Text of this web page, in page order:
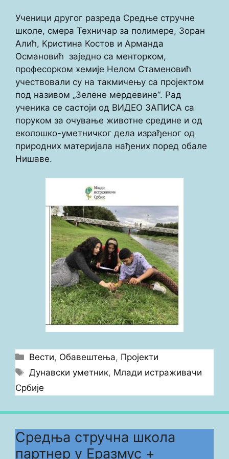
Ученици другог разреда Средње стручне
школе, смера Техничар за полимере, Зоран
Алић, Кристина Костов и Арманда
Османовић заједно са менторком,
професорком хемије Нелом Стаменовић
учествовали су на такмичењу са пројектом
под називом „Зелене мердевине“. Рад
ученика се састоји од ВИДЕО ЗАПИСА са
поруком за очување животне средине и од
еколошко-уметничког дела израђеног од
природних материјала нађених поред обале
Нишаве.
Categories
Вести, Обавештења, Пројекти
Tags
Дунавски уметник, Млади истраживачи
Србије
Средња стручна школа
партнер у Еразмус +